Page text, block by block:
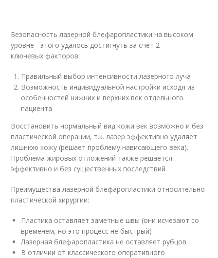
Безопасность лазерной блефаропластики на высоком
уровне - этого удалось достигнуть за счет 2
ключевых факторов:
Правильный выбор интенсивности лазерного луча
Возможность индивидуальной настройки исходя из
особенностей нижних и верхних век отдельного
пациента
Восстановить нормальный вид кожи век возможно и без
пластической операции, т.к. лазер эффективно удаляет
лишнюю кожу (решает проблему нависающего века).
Проблема жировых отложений также решается
эффективно и без существенных последствий.
Преимущества лазерной блефаропластики относительно
пластической хирургии:
Пластика оставляет заметные швы (они исчезают со
временем, но это процесс не быстрый)
Лазерная блефаропластика не оставляет рубцов
В отличии от классического оперативного